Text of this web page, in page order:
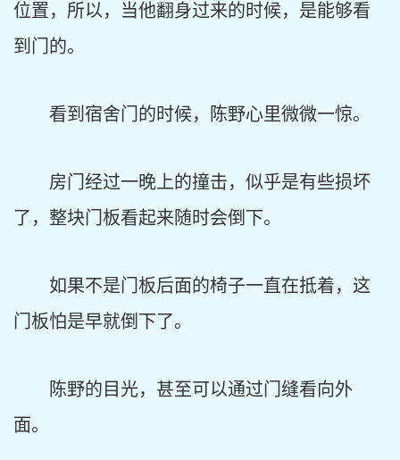
位置，所以，当他翻身过来的时候，是能够看
到门的。
看到宿舍门的时候，陈野心里微微一惊。
房门经过一晚上的撞击，似乎是有些损坏
了，整块门板看起来随时会倒下。
如果不是门板后面的椅子一直在抵着，这
门板怕是早就倒下了。
陈野的目光，甚至可以通过门缝看向外
面。